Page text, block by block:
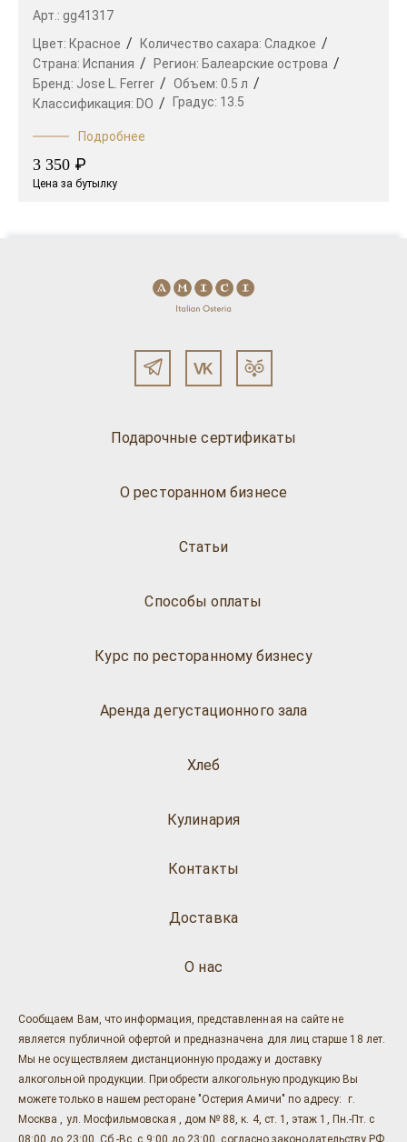
Арт.: gg41317
Цвет: Красное Количество сахара: Сладкое
Страна: Испания Регион: Балеарские острова
Бренд: Jose L. Ferrer Объем: 0.5 л
Классификация: DO Градус: 13.5
Подробнее
3 350 ₽
Цена за бутылку
Подарочные сертификаты
О ресторанном бизнесе
Статьи
Способы оплаты
Курс по ресторанному бизнесу
Аренда дегустационного зала
Хлеб
Кулинария
О нас
Доставка
Контакты
Сообщаем Вам, что информация, представленная на сайте не
является публичной офертой и предназначена для лиц старше 18 лет.
Мы не осуществляем дистанционную продажу и доставку
алкогольной продукции. Приобрести алкогольную продукцию Вы
можете только в нашем ресторане "Остерия Амичи" по адресу: г.
Москва , ул. Мосфильмовская , дом № 88, к. 4, ст. 1, этаж 1, Пн.-Пт. с
08:00 до 23:00, Сб.-Вс. с 9:00 до 23:00, согласно законодательству РФ